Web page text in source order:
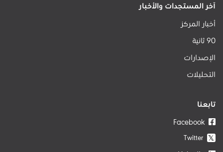
آخر المستجدات والأخبار
أخبار المركز
90 ثانية
الإصدارات
التحليلات
تابعنا
𝕏
Twitter